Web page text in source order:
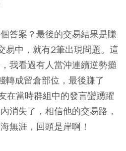
答案？最後的交易結果是賺
易中，就有2筆出現問題。這
我看過有人當沖連續逆勢攤
轉成留倉部位，最後賺了
在當時群組中的發言蠻踴躍
消失了，相信他的交易路，
無涯，回頭是岸啊！